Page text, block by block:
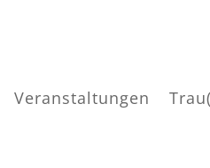
Veranstaltungen